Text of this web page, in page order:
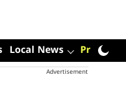
Local News Premium
Advertisement